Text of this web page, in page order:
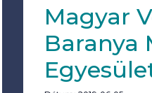
Magyar
Baranya